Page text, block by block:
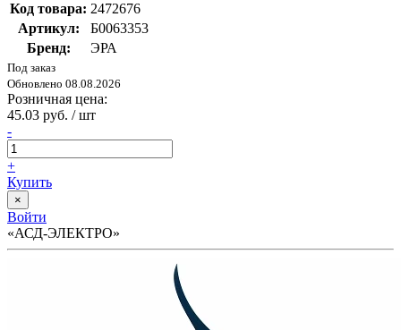
Код товара: 2472676
Артикул:
Б0063353
Бренд:
ЭРА
Под заказ
Обновлено 08.08.2026
Розничная цена:
45.03 руб. / шт
-
+
Купить
×
Войти
«АСД-ЭЛЕКТРО»